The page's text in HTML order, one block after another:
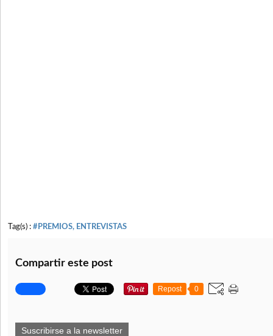
Tag(s) : #PREMIOS, ENTREVISTAS
Compartir este post
Repost 0
Suscribirse a la newsletter